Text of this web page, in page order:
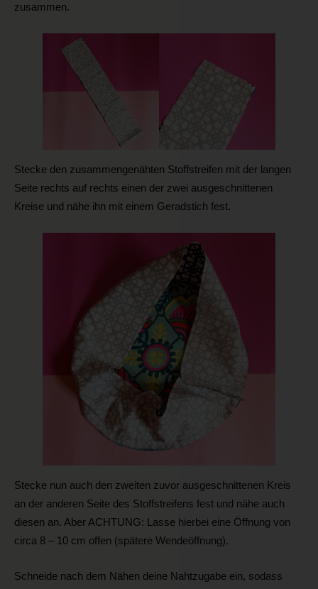
zusammen.
Stecke den zusammengenähten Stoffstreifen mit der langen
Seite rechts auf rechts einen der zwei ausgeschnittenen
Kreise und nähe ihn mit einem Geradstich fest.
Stecke nun auch den zweiten zuvor ausgeschnittenen Kreis
an der anderen Seite des Stoffstreifens fest und nähe auch
diesen an. Aber ACHTUNG: Lasse hierbei eine Öffnung von
circa 8 – 10 cm offen (spätere Wendeöffnung).
Schneide nach dem Nähen deine Nahtzugabe ein, sodass